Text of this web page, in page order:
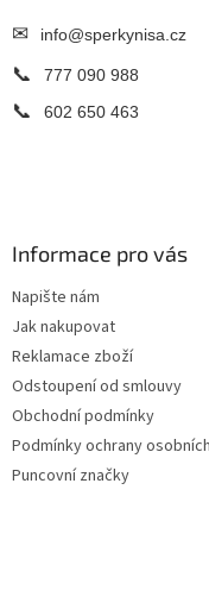
✉ info@sperkynisa.cz
📞 777 090 988
📞 602 650 463
Informace pro vás
Napište nám
Jak nakupovat
Reklamace zboží
Odstoupení od smlouvy
Obchodní podmínky
Podmínky ochrany
Puncovní značky